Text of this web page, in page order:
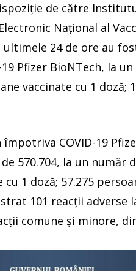
de către
Naţional al
24 de ore au
Pfizer BioNTech, la
vaccinate cu 1 doză;
COVID-19
570.704, la un număr
1 doză; 57.275
101 reacţii adverse
comune şi minore,